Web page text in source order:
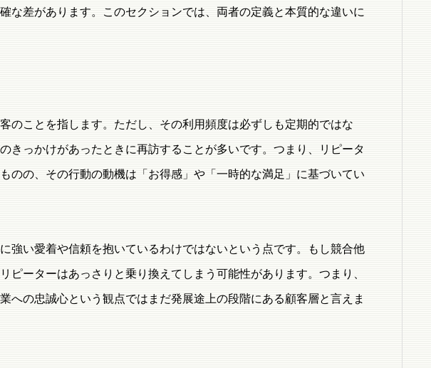
な差があります。このセクションでは、両者の定義と本質的な違いに
のことを指します。ただし、その利用頻度は必ずしも定期的ではな
きっかけがあったときに再訪することが多いです。つまり、リピータ
のの、その行動の動機は「お得感」や「一時的な満足」に基づいてい
強い愛着や信頼を抱いているわけではないという点です。もし競合他
ーターはあっさりと乗り換えてしまう可能性があります。つまり、
への忠誠心という観点ではまだ発展途上の段階にある顧客層と言えま